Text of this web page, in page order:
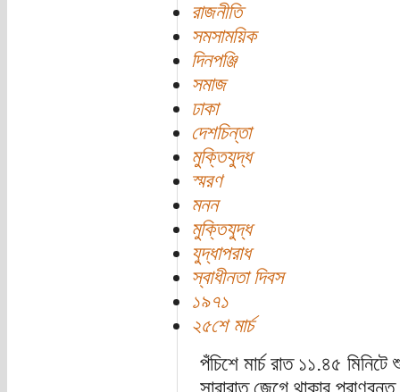
রাজনীতি
সমসাময়িক
দিনপঞ্জি
সমাজ
ঢাকা
দেশচিন্তা
মুক্তিযুদ্ধ
স্মরণ
মনন
মুক্তিযুদ্ধ
যুদ্ধাপরাধ
স্বাধীনতা দিবস
১৯৭১
২৫শে মার্চ
পঁচিশে মার্চ রাত ১১.৪৫